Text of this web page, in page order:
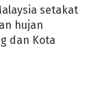
setakat
hujan
dan Kota